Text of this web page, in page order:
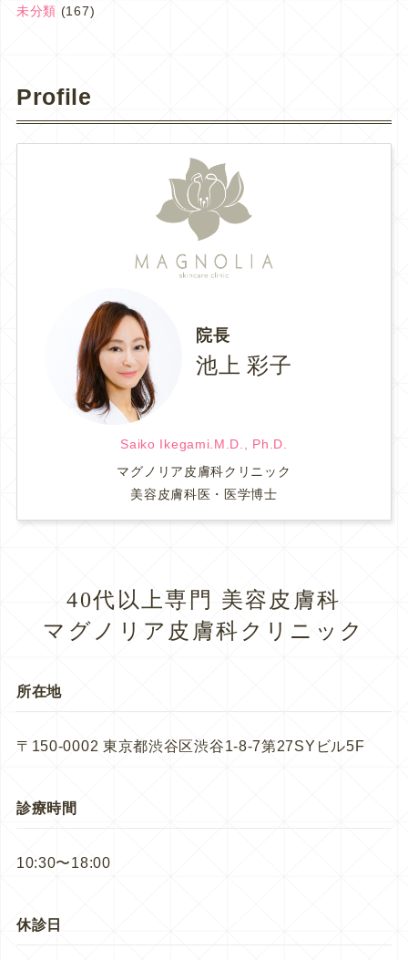
未分類 (167)
Profile
院長
池上 彩子
Saiko Ikegami.M.D., Ph.D.
マグノリア皮膚科クリニック
美容皮膚科医・医学博士
40代以上専門 美容皮膚科
マグノリア皮膚科クリニック
所在地
〒150-0002 東京都渋谷区渋谷1-8-7第27SYビル5F
診療時間
10:30〜18:00
休診日